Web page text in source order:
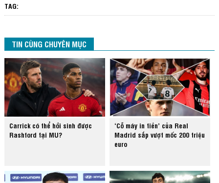
TAG:
TIN CÙNG CHUYÊN MỤC
Carrick có thể hồi sinh được
Rashford tại MU?
‘Cỗ máy in tiền’ của Real
Madrid sắp vượt mốc 200 triệu
euro